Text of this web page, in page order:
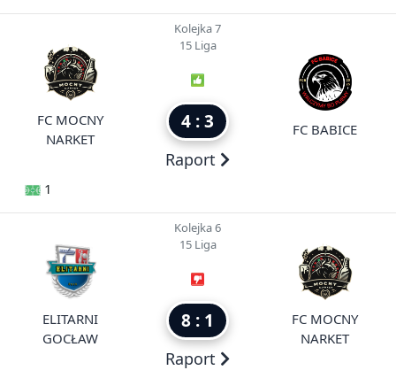
FC MOCNY
NARKET
Kolejka 7
15 Liga
4 : 3
Raport
FC BABICE
1
ELITARNI
GOCŁAW
Kolejka 6
15 Liga
8 : 1
Raport
FC MOCNY
NARKET